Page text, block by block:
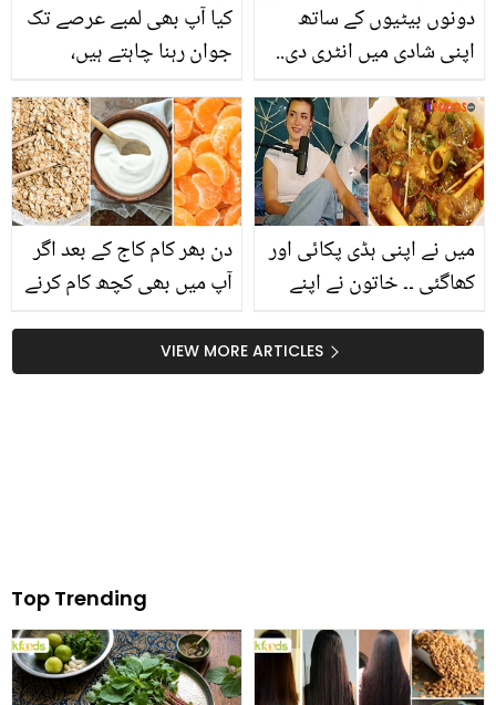
کیا آپ بھی لمبے عرصے تک
جوان رہنا چاہتے ہیں،
گھنے بال ،تخم بالنگا حسن
اور صحت دونوں کا ضامن
ہے
دونوں بیٹیوں کے ساتھ
اپنی شادی میں انٹری دی..
دوسری شادی کس سے
کرلی؟ دیکھیں
دن بھر کام کاج کے بعد اگر
آپ میں بھی کچھ کام کرنے
جانیئے چند ایسے عام
کھانے جو آپ کو دیں
میں نے اپنی ہڈی پکائی اور
کھاگئی ۔۔ خاتون نے اپنے
سالن پکا کر کھالیا؟ VIEW MORE ARTICLES
Top Trending